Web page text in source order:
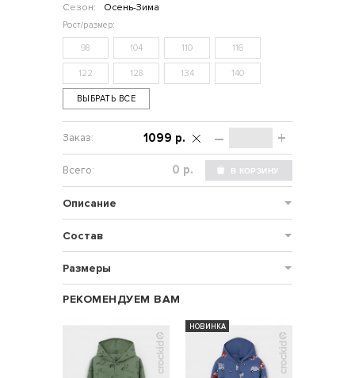
Сезон:
Осень-Зима
98 104 110 116
122 128 134 140
ВЫБРАТЬ ВСЕ
– +
1099 р.
р.
Описание
Состав
Размеры
РЕКОМЕНДУЕМ ВАМ
НОВИНКА